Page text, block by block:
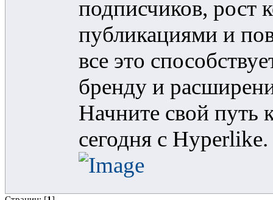
подписчиков, рост
публикациями и
все это
бренду и
Начните свой путь
сегодня с Hyperlike.